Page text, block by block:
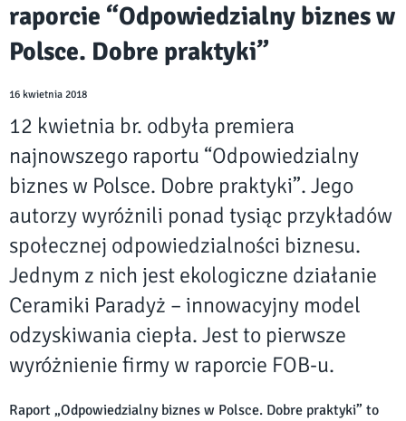
raporcie “Odpowiedzialny biznes w
Polsce. Dobre praktyki”
16 kwietnia 2018
12 kwietnia br. odbyła premiera
najnowszego raportu “Odpowiedzialny
biznes w Polsce. Dobre praktyki”. Jego
autorzy wyróżnili ponad tysiąc przykładów
społecznej odpowiedzialności biznesu.
Jednym z nich jest ekologiczne działanie
Ceramiki Paradyż – innowacyjny model
odzyskiwania ciepła. Jest to pierwsze
wyróżnienie firmy w raporcie FOB-u.
Raport „Odpowiedzialny biznes w Polsce. Dobre praktyki” to